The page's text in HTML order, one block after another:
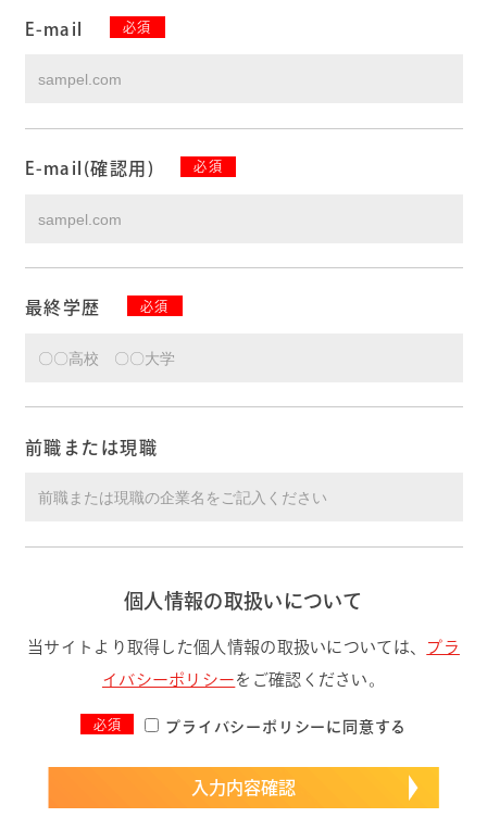
E-mail 必須
E-mail(確認用) 必須
最終学歴 必須
前職または現職
個人情報の取扱いについて
当サイトより取得した個人情報の取扱いについては、
プラ
イバシーポリシー をご確認ください。
必須 プライバシーポリシーに同意する